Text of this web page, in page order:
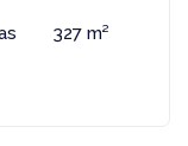
327 m²